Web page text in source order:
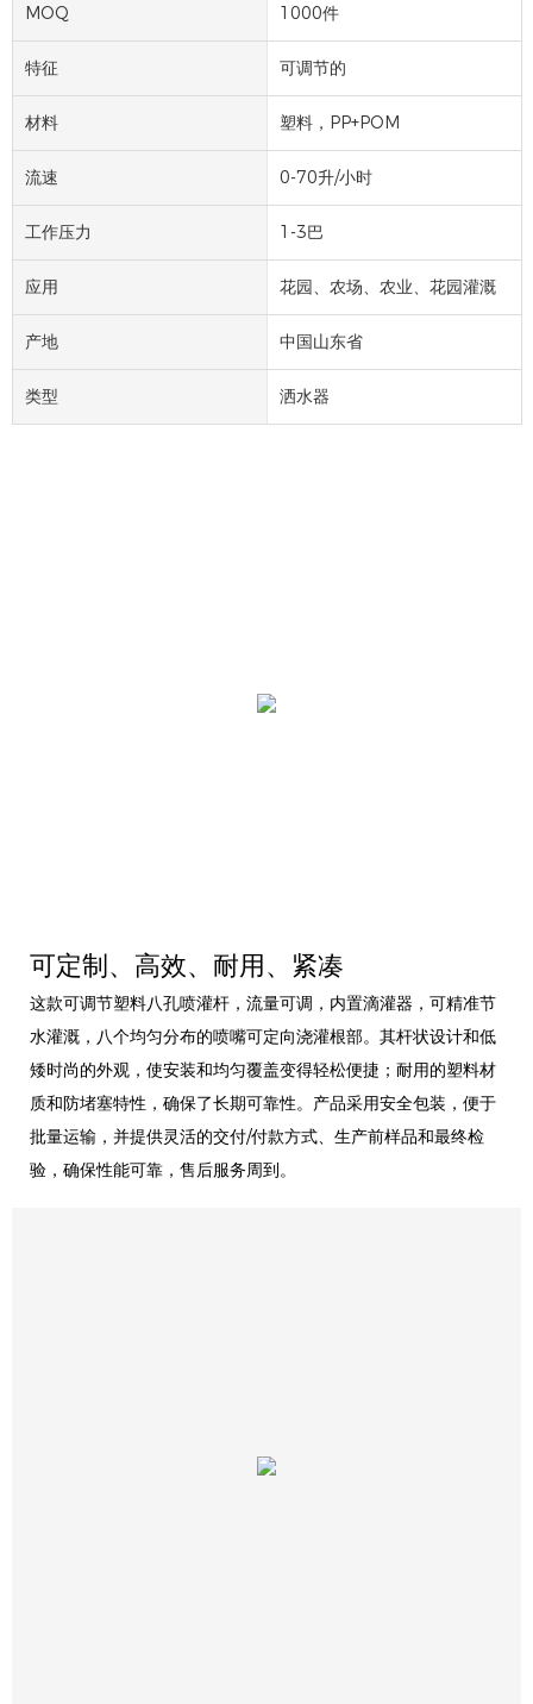
MOQ 1000件
特征 可调节的
材料 塑料，PP+POM
流速 0-70升/小时
工作压力 1-3巴
应用 花园、农场、农业、花园灌溉
产地 中国山东省
类型 洒水器
可定制、高效、耐用、紧凑
这款可调节塑料八孔喷灌杆，流量可调，内置滴灌器，可精准节
水灌溉，八个均匀分布的喷嘴可定向浇灌根部。其杆状设计和低
矮时尚的外观，使安装和均匀覆盖变得轻松便捷；耐用的塑料材
质和防堵塞特性，确保了长期可靠性。产品采用安全包装，便于
批量运输，并提供灵活的交付/付款方式、生产前样品和最终检
验，确保性能可靠，售后服务周到。